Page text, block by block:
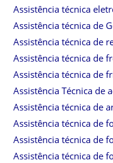
Assistência técnica
Assistência técnica de
Assistência técnica de
Assistência técnica de
Assistência técnica de
Assistência Técnica de
Assistência técnica de
Assistência técnica de
Assistência técnica de
Assistência técnica de